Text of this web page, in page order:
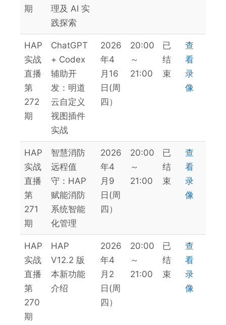
期
理及 AI 实
践探索
HAP
实战
直播
第
272
期
ChatGPT
+ Codex
辅助开
发：明道
云自定义
视图插件
实战
2026
年4
月16
日(周
四）
20:00
～
21:00
已
结
束
查
看
录
像
HAP
实战
直播
第
271
期
智慧消防
远程值
守：HAP
赋能消防
系统智能
化管理
2026
年4
月9
日(周
四）
20:00
～
21:00
已
结
束
查
看
录
像
HAP
实战
直播
第
270
期
HAP
V12.2 版
本新功能
介绍
2026
年4
月2
日(周
四）
20:00
～
21:00
已
结
束
查
看
录
像